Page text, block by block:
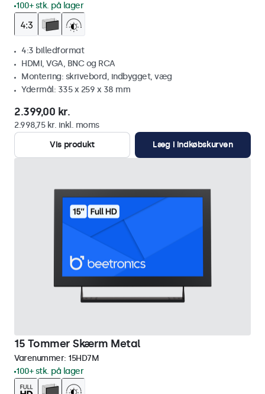
100+ stk. på lager
4:3 billedformat
HDMI, VGA, BNC og RCA
Montering: skrivebord, indbygget, væg
Ydermål: 335 x 259 x 38 mm
2.399,00 kr.
2.998,75 kr. inkl. moms
Vis produkt
Læg i indkøbskurven
15 Tommer Skærm Metal
Varenummer: 15HD7M
100+ stk. på lager